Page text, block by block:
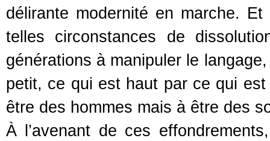
délirante modernité en marche.
telles circonstances de
générations à manipuler le
petit, ce qui est haut par ce qui
être des hommes mais à être des
À l’avenant de ces